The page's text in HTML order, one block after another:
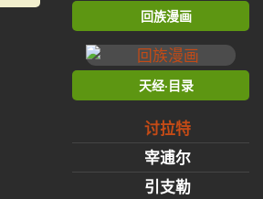
回族漫画
天经·目录
讨拉特
宰逋尔
引支勒